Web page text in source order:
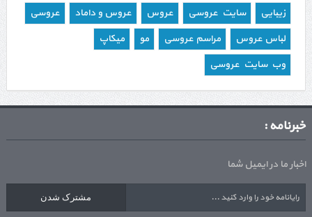
زیبایی
سایت عروسی عروس عروس و داماد
عروسی
لباس عروس
مراسم عروسی مو
میکاپ
وب سایت عروسی
خبرنامه :
اخبار ما در ایمیل شما
مشترک شدن